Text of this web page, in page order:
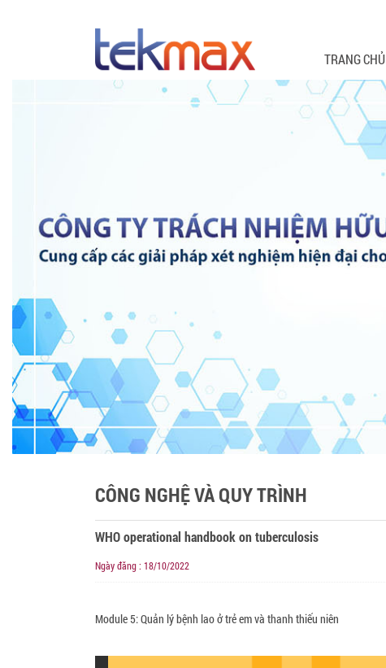
TRANG CHỦ
CÔNG NGHỆ VÀ QUY TRÌNH
WHO operational handbook on tuberculosis
Ngày đăng : 18/10/2022
Module 5: Quản lý bệnh lao ở trẻ em và thanh thiếu niên